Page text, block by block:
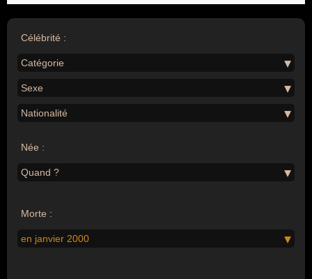
Célébrité :
Catégorie
Sexe
Nationalité
Née :
Quand ?
Morte :
en janvier 2000